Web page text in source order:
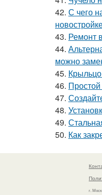
42. С чего
43. Ремонт
44.
можно
45.
46.
47.
48.
49.
50. Как
г.